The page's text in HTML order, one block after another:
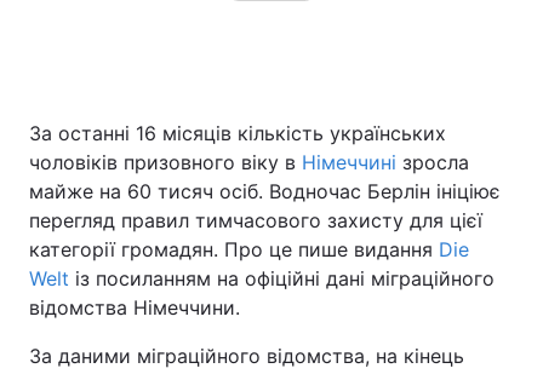
Головна Війна
Україна Політика
Економіка Світ
Спорт
Техно і зв'язок Лайт
За останні 16 місяців кількість українських
чоловіків призовного віку в Німеччині зросла
майже на 60 тисяч осіб. Водночас Берлін ініціює
перегляд правил тимчасового захисту для цієї
категорії громадян. Про це пише видання Die
Welt із посиланням на офіційні дані міграційного
відомства Німеччини.
За даними міграційного відомства, на кінець